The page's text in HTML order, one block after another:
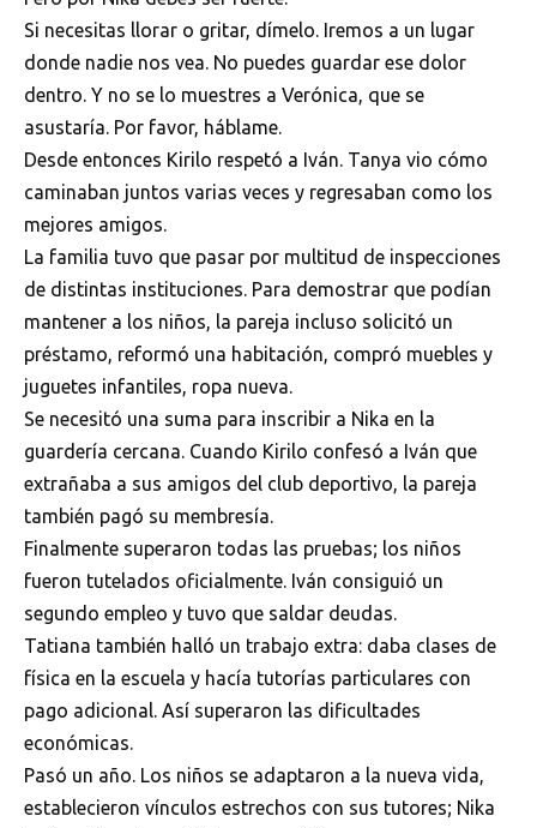
Si necesitas llorar o gritar, dímelo. Iremos a un lugar
donde nadie nos vea. No puedes guardar ese dolor
dentro. Y no se lo muestres a Verónica, que se
asustaría. Por favor, háblame.
Desde entonces Kirilo respetó a Iván. Tanya vio cómo
caminaban juntos varias veces y regresaban como los
mejores amigos.
La familia tuvo que pasar por multitud de inspecciones
de distintas instituciones. Para demostrar que podían
mantener a los niños, la pareja incluso solicitó un
préstamo, reformó una habitación, compró muebles y
juguetes infantiles, ropa nueva.
Se necesitó una suma para inscribir a Nika en la
guardería cercana. Cuando Kirilo confesó a Iván que
extrañaba a sus amigos del club deportivo, la pareja
también pagó su membresía.
Finalmente superaron todas las pruebas; los niños
fueron tutelados oficialmente. Iván consiguió un
segundo empleo y tuvo que saldar deudas.
Tatiana también halló un trabajo extra: daba clases de
física en la escuela y hacía tutorías particulares con
pago adicional. Así superaron las dificultades
económicas.
Pasó un año. Los niños se adaptaron a la nueva vida,
establecieron vínculos estrechos con sus tutores; Nika